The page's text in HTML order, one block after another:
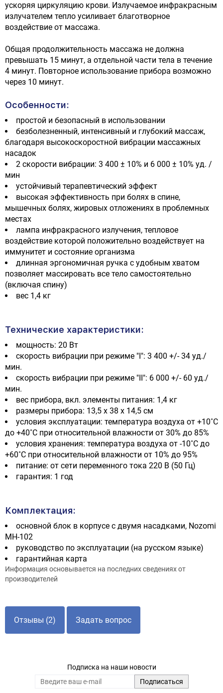
ускоряя циркуляцию крови. Излучаемое инфракрасным
излучателем тепло усиливает благотворное
воздействие от массажа.
Общая продолжительность массажа не должна
превышать 15 минут, а отдельной части тела в течение
4 минут. Повторное использование прибора возможно
через 10 минут.
Особенности:
простой и безопасный в использовании
безболезненный, интенсивный и глубокий массаж,
благодаря высокоскоростной вибрации массажных
насадок
2 скорости вибрации: 3 400 ± 10% и 6 000 ± 10% уд. /
мин
устойчивый терапевтический эффект
высокая эффективность при болях в спине,
мышечных болях, жировых отложениях в проблемных
местах
лампа инфракрасного излучения, тепловое
воздействие которой положительно воздействует на
иммунитет и состояние организма
длинная эргономичная ручка с удобным хватом
позволяет массировать все тело самостоятельно
(включая спину)
вес 1,4 кг
Технические характеристики:
мощность: 20 Вт
скорость вибрации при режиме "I": 3 400 +/- 34 уд./
мин.
скорость вибрации при режиме "II": 6 000 +/- 60 уд./
мин.
вес прибора, вкл. элементы питания: 1,4 кг
размеры прибора: 13,5 х 38 х 14,5 см
условия эксплуатации: температура воздуха от +10˚C
до +40˚C при относительной влажности от 30% до 85%
условия хранения: температура воздуха от -10˚C до
+60˚C при относительной влажности от 10% до 95%
питание: от сети переменного тока 220 В (50 Гц)
гарантия: 1 год
Комплектация:
основной блок в корпусе с двумя насадками, Nozomi
MH-102
руководство по эксплуатации (на русском языке)
гарантийная карта
Информация основывается на последних сведениях от
производителей
Отзывы (2) Задать вопрос
Подписка на наши новости